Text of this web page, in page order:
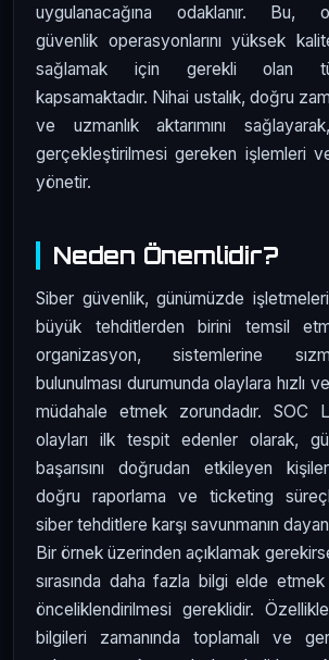
uygulanacağına odaklanır. Bu,
güvenlik operasyonlarını yüksek
sağlamak için gerekli olan
kapsamaktadır. Nihai ustalık, doğru
ve uzmanlık aktarımını
gerçekleştirilmesi gereken işlemleri
yönetir.
Neden Önemlidir?
Siber güvenlik, günümüzde
büyük tehditlerden birini temsil
organizasyon, sistemlerine
bulunulması durumunda olaylara hızlı
müdahale etmek zorundadır. SOC
olayları ilk tespit edenler olarak,
başarısını doğrudan etkileyen
doğru raporlama ve ticketing
siber tehditlere karşı savunmanın
Bir örnek üzerinden açıklamak
sırasında daha fazla bilgi elde etmek
önceliklendirilmesi gereklidir.
bilgileri zamanında toplamalı ve